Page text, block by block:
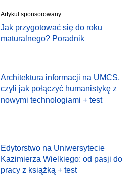
Artykuł sponsorowany
Jak przygotować się do roku
maturalnego? Poradnik
Architektura informacji na UMCS,
czyli jak połączyć humanistykę z
nowymi technologiami + test
Edytorstwo na Uniwersytecie
Kazimierza Wielkiego: od pasji do
pracy z książką + test